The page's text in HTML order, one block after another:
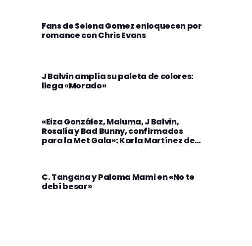
Fans de Selena Gomez enloquecen por
romance con Chris Evans
J Balvin amplía su paleta de colores:
llega «Morado»
«Eiza González, Maluma, J Balvin,
Rosalía y Bad Bunny, confirmados
para la Met Gala»: Karla Martínez de
C. Tangana y Paloma Mami en «No te
debí besar»